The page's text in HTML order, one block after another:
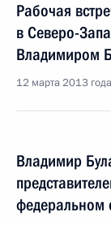
Рабочая
в Северо-
Владимиром
12 марта 2013
Владимир
федеральном